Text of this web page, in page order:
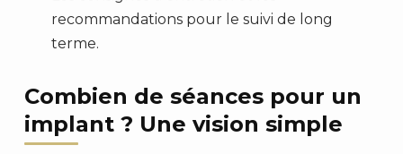
recommandations pour le suivi de long
terme.
Combien de séances pour un
implant ? Une vision simple